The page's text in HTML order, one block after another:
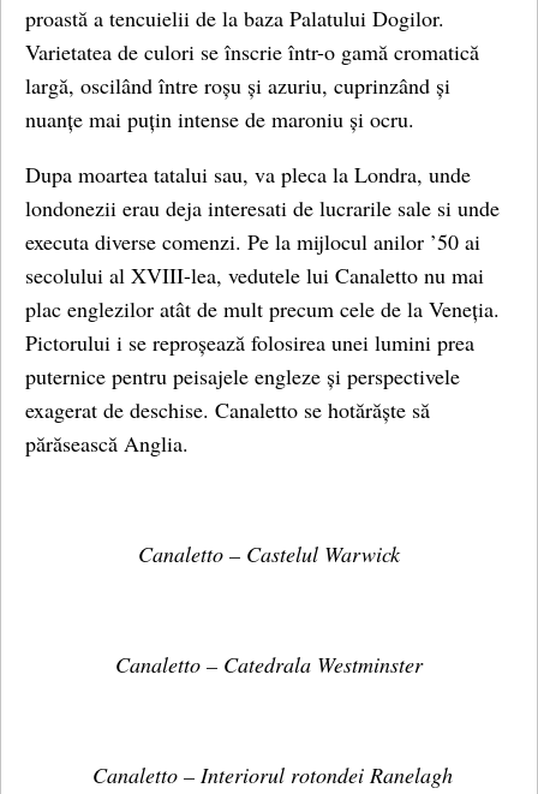
proastă a tencuielii de la baza Palatului Dogilor.
Varietatea de culori se înscrie într-o gamă cromatică
largă, oscilând între roșu și azuriu, cuprinzând și
nuanțe mai puțin intense de maroniu și ocru.
Dupa moartea tatalui sau, va pleca la Londra, unde
londonezii erau deja interesati de lucrarile sale si unde
executa diverse comenzi. Pe la mijlocul anilor ’50 ai
secolului al XVIII-lea, vedutele lui Canaletto nu mai
plac englezilor atât de mult precum cele de la Veneția.
Pictorului i se reproșează folosirea unei lumini prea
puternice pentru peisajele engleze și perspectivele
exagerat de deschise. Canaletto se hotărăște să
părăsească Anglia.
Canaletto – Castelul Warwick
Canaletto – Catedrala Westminster
Canaletto – Interiorul rotondei Ranelagh